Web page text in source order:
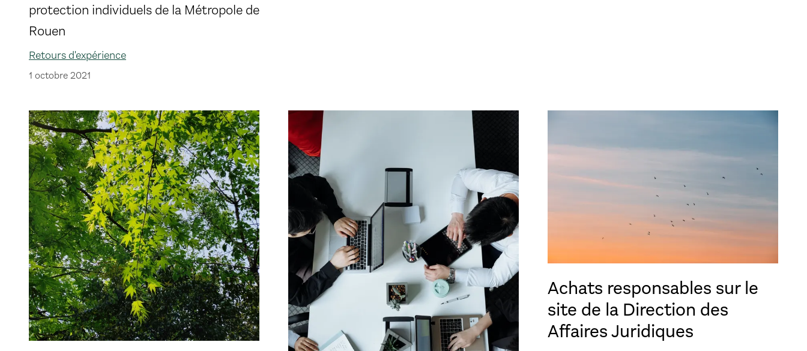
protection individuels de la Métropole de
Rouen
Retours d'expérience
1 octobre 2021
Achats responsables sur le
site de la Direction des
Affaires Juridiques